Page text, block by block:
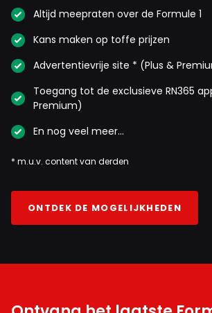
Altijd meepraten over de Formule 1
Kans maken op toffe prijzen
Advertentievrije site * (Plus &
Toegang tot de exclusieve RN365
Premium)
En nog veel meer…
* m.u.v. content van derden
ONTDEK DE MOGELIJKHEDEN